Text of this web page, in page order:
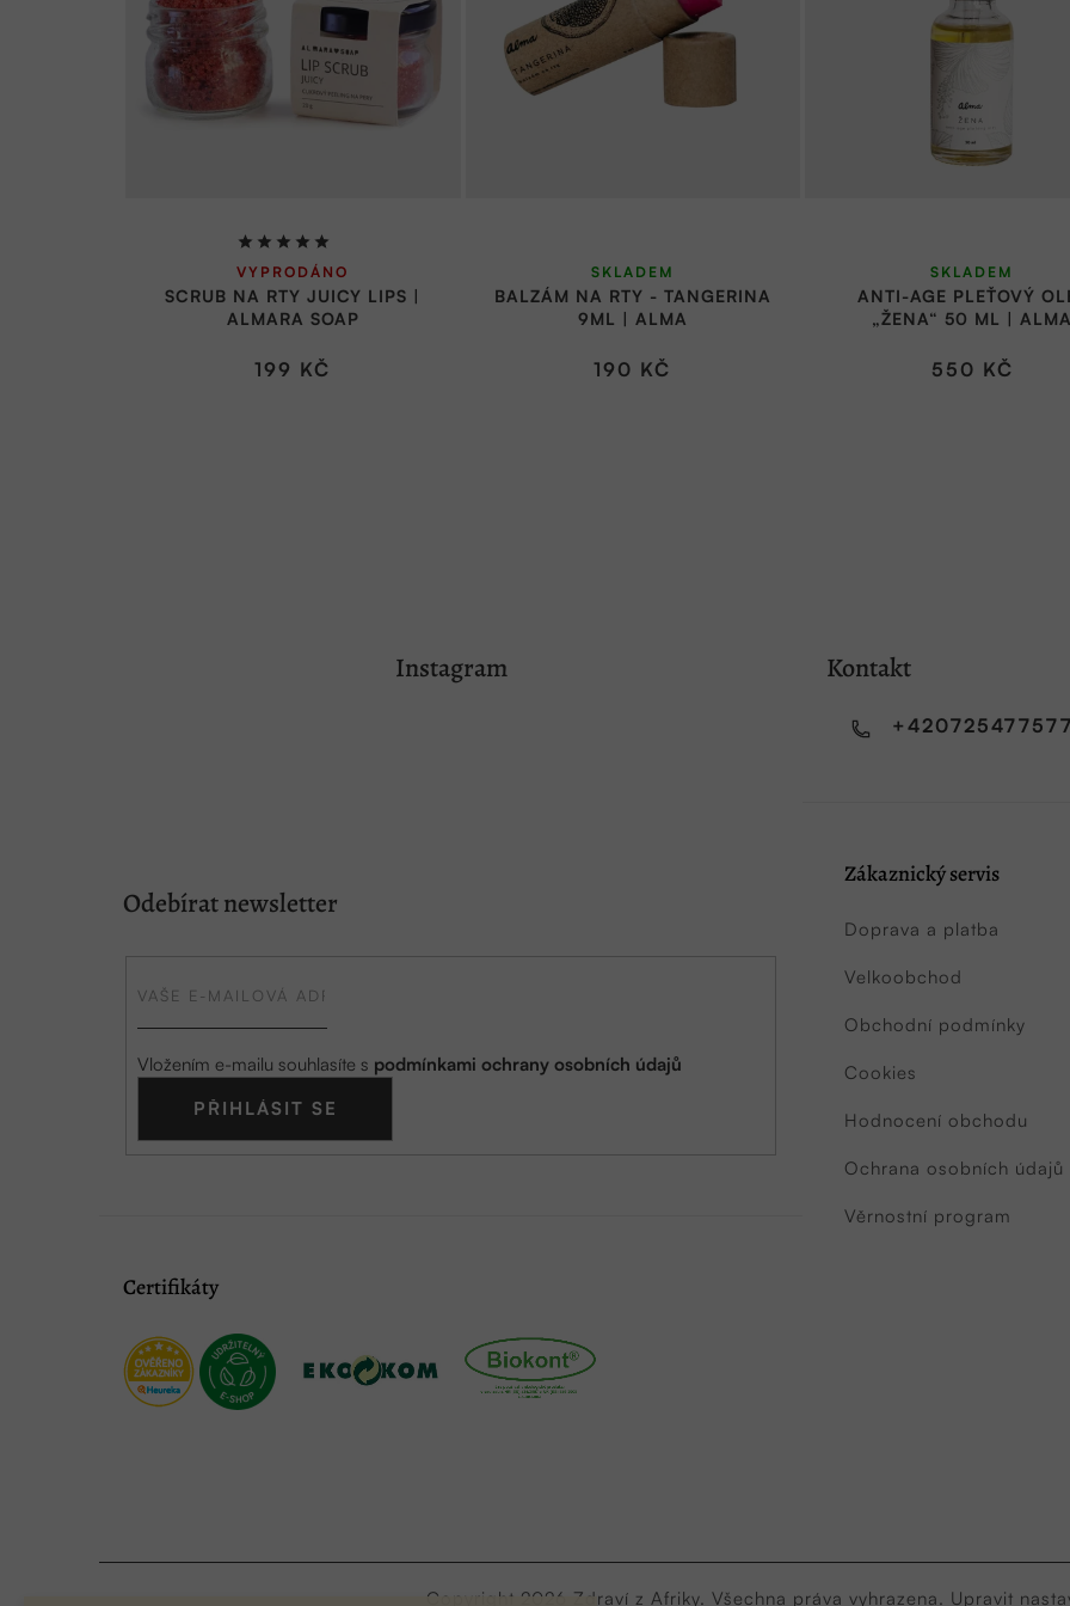
SCRUB NA RTY JUICY LIPS |
ALMARA SOAP
Průměrné
hodnocení
produktu
5,0
VYPRODÁNO
199 KČ
BALZÁM NA RTY - TANGERINA
9ML | ALMA
SKLADEM
190 KČ
ANTI-AGE PLEŤOVÝ
„ŽENA“ 50 ML |
SKLADEM
550 KČ
Instagram Kontakt
Odebírat newsletter
Vložením e-mailu souhlasíte s podmínkami ochrany osobních údajů
PŘIHLÁSIT SE
Zákaznický servis
Doprava a platba
Velkoobchod
Obchodní podmínky
Cookies
Hodnocení obchodu
Ochrana osobních údajů
Věrnostní program
Certifikáty
Copyright 2026 Zdraví z Afriky. Všechna práva vyhrazena. Upravit